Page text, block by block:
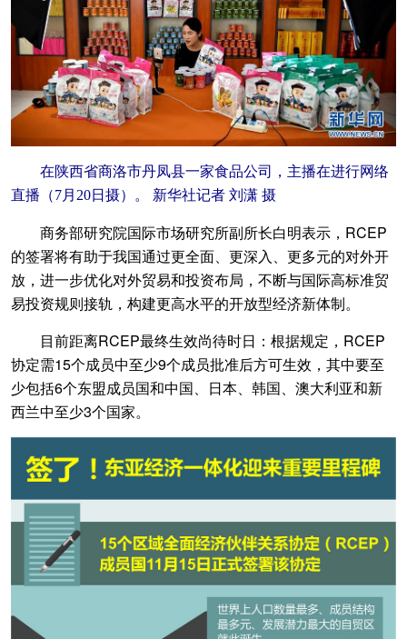
在陕西省商洛市丹凤县一家食品公司，主播在进行网络
直播（7月20日摄）。 新华社记者 刘潇 摄
商务部研究院国际市场研究所副所长白明表示，RCEP
的签署将有助于我国通过更全面、更深入、更多元的对外开
放，进一步优化对外贸易和投资布局，不断与国际高标准贸
易投资规则接轨，构建更高水平的开放型经济新体制。
目前距离RCEP最终生效尚待时日：根据规定，RCEP
协定需15个成员中至少9个成员批准后方可生效，其中要至
少包括6个东盟成员国和中国、日本、韩国、澳大利亚和新
西兰中至少3个国家。